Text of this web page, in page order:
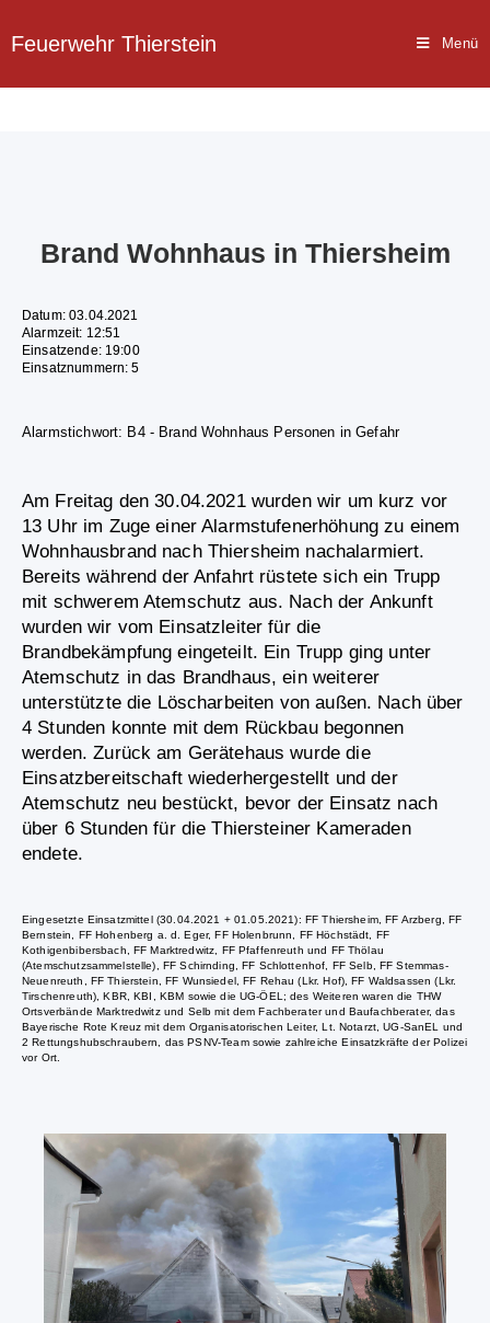
Feuerwehr Thierstein Menü
Brand Wohnhaus in Thiersheim
Datum: 03.04.2021
Alarmzeit: 12:51
Einsatzende: 19:00
Einsatznummern: 5
Alarmstichwort: B4 - Brand Wohnhaus Personen in Gefahr
Am Freitag den 30.04.2021 wurden wir um kurz vor
13 Uhr im Zuge einer Alarmstufenerhöhung zu einem
Wohnhausbrand nach Thiersheim nachalarmiert.
Bereits während der Anfahrt rüstete sich ein Trupp
mit schwerem Atemschutz aus. Nach der Ankunft
wurden wir vom Einsatzleiter für die
Brandbekämpfung eingeteilt. Ein Trupp ging unter
Atemschutz in das Brandhaus, ein weiterer
unterstützte die Löscharbeiten von außen. Nach über
4 Stunden konnte mit dem Rückbau begonnen
werden. Zurück am Gerätehaus wurde die
Einsatzbereitschaft wiederhergestellt und der
Atemschutz neu bestückt, bevor der Einsatz nach
über 6 Stunden für die Thiersteiner Kameraden
endete.
Eingesetzte Einsatzmittel (30.04.2021 + 01.05.2021): FF Thiersheim, FF Arzberg, FF
Bernstein, FF Hohenberg a. d. Eger, FF Holenbrunn, FF Höchstädt, FF
Kothigenbibersbach, FF Marktredwitz, FF Pfaffenreuth und FF Thölau
(Atemschutzsammelstelle), FF Schirnding, FF Schlottenhof, FF Selb, FF Stemmas-
Neuenreuth, FF Thierstein, FF Wunsiedel, FF Rehau (Lkr. Hof), FF Waldsassen (Lkr.
Tirschenreuth), KBR, KBI, KBM sowie die UG-ÖEL; des Weiteren waren die THW
Ortsverbände Marktredwitz und Selb mit dem Fachberater und Baufachberater, das
Bayerische Rote Kreuz mit dem Organisatorischen Leiter, Lt. Notarzt, UG-SanEL und
2 Rettungshubschraubern, das PSNV-Team sowie zahlreiche Einsatzkräfte der Polizei
vor Ort.